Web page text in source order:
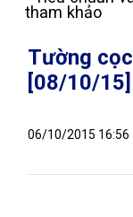
tham khảo
Tường
[08/10/15]
06/10/2015 16:56